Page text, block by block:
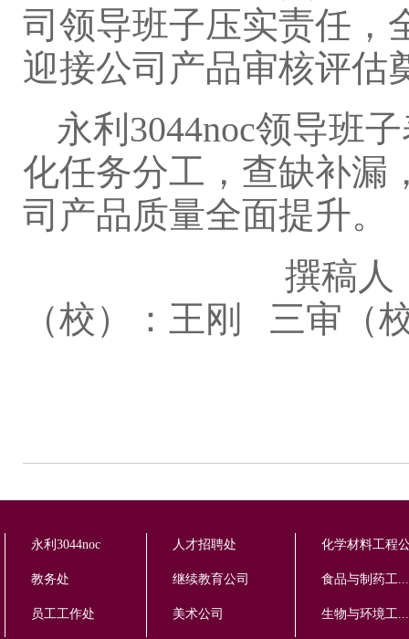
司领导班子压实责任，
迎接公司产品审核评估
永利3044noc领导班
化任务分工，查缺补漏
司产品质量全面提升。
撰稿人：林雨
（校）：王刚 三审（
永利3044noc
教务处
员工工作处
人才招聘处
继续教育公司
美术公司
化学材料工程
食品与制药工...
生物与环境工...